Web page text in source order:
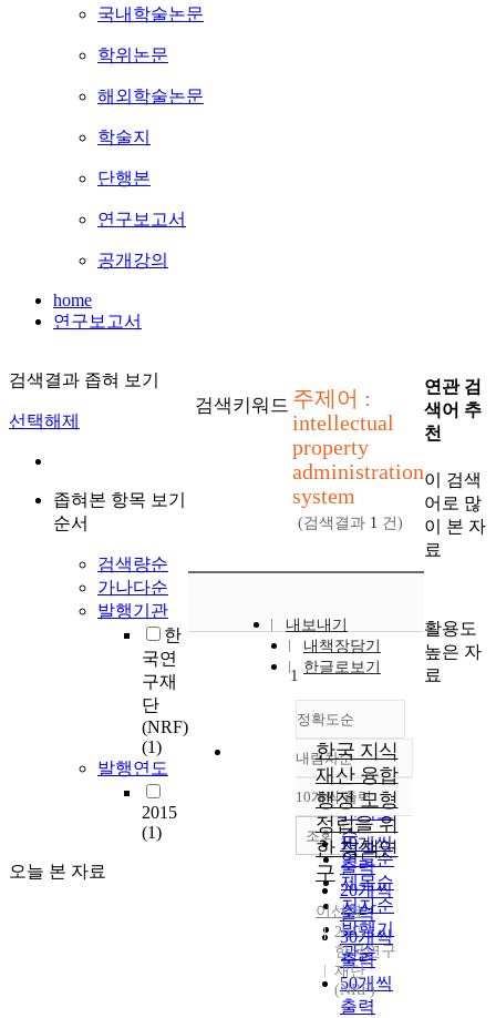
국내학술논문
학위논문
해외학술논문
학술지
단행본
연구보고서
공개강의
home
연구보고서
검색결과 좁혀 보기
선택해제
좁혀본 항목 보기
순서
검색량순
가나다순
발행기관
한
국연
구재
단
(NRF)
(1)
발행연도
2015
(1)
오늘 본 자료
검색키워드 주제어 :
intellectual
property
administration
system
(검색결과 1 건)
내보내기
내책장담기
한글로보기
정확도순
정확도
순
인기도
순
연도순
제목순
저자순
발행기
관순
내림차순
내림차순
10개씩 출력
10개씩
출력
20개씩
출력
30개씩
출력
50개씩
출력
조회
1
한국 지식
재산 융합
행정 모형
정립을 위
한 정책연
구
이선영
2015
한국연구
재단
(NRF)
연관 검
색어 추
천
이 검색
어로 많
이 본 자
료
활용도
높은 자
료